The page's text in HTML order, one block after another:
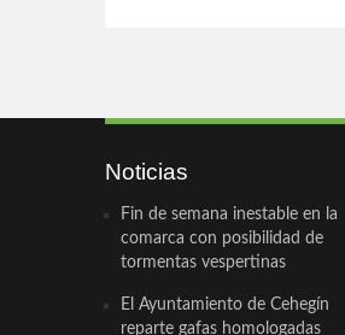
Noticias
Fin de semana inestable en la
comarca con posibilidad de
tormentas vespertinas
El Ayuntamiento de Cehegín
reparte gafas homologadas